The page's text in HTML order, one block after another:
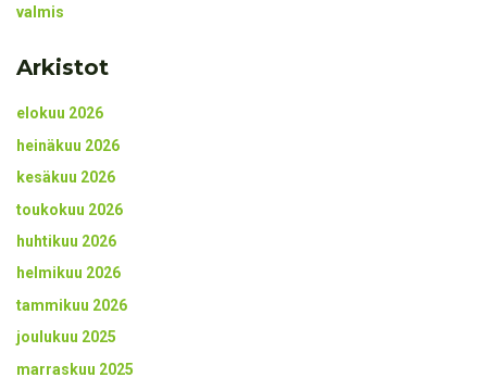
valmis
Arkistot
elokuu 2026
heinäkuu 2026
kesäkuu 2026
toukokuu 2026
huhtikuu 2026
helmikuu 2026
tammikuu 2026
joulukuu 2025
marraskuu 2025